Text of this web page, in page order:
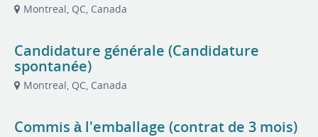
Montreal, QC, Canada
Candidature générale (Candidature
spontanée)
Montreal, QC, Canada
Commis à l'emballage (contrat de 3 mois)